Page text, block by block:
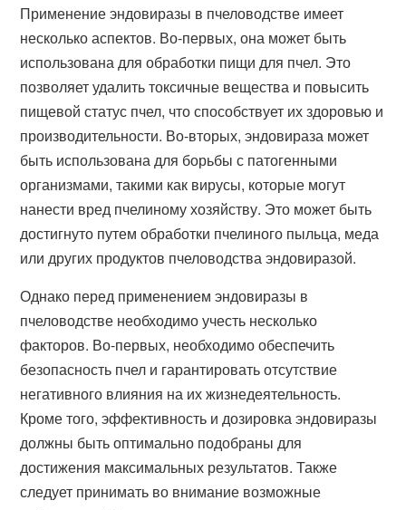
Применение эндовиразы в пчеловодстве имеет
несколько аспектов. Во-первых, она может быть
использована для обработки пищи для пчел. Это
позволяет удалить токсичные вещества и повысить
пищевой статус пчел, что способствует их здоровью и
производительности. Во-вторых, эндовираза может
быть использована для борьбы с патогенными
организмами, такими как вирусы, которые могут
нанести вред пчелиному хозяйству. Это может быть
достигнуто путем обработки пчелиного пыльца, меда
или других продуктов пчеловодства эндовиразой.
Однако перед применением эндовиразы в
пчеловодстве необходимо учесть несколько
факторов. Во-первых, необходимо обеспечить
безопасность пчел и гарантировать отсутствие
негативного влияния на их жизнедеятельность.
Кроме того, эффективность и дозировка эндовиразы
должны быть оптимально подобраны для
достижения максимальных результатов. Также
следует принимать во внимание возможные